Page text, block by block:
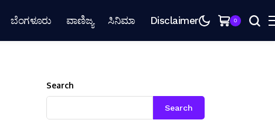
ಬೆಂಗಳೂರು ವಾಣಿಜ್ಯ ಸಿನಿಮಾ Disclaimer 0
Search
Search